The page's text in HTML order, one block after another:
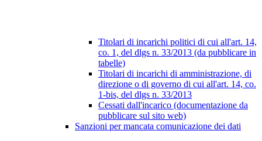
Titolari di incarichi politici di cui all'art. 14,
co. 1, del dlgs n. 33/2013 (da pubblicare in
tabelle)
Titolari di incarichi di amministrazione, di
direzione o di governo di cui all'art. 14, co.
1-bis, del dlgs n. 33/2013
Cessati dall'incarico (documentazione da
pubblicare sul sito web)
Sanzioni per mancata comunicazione dei dati